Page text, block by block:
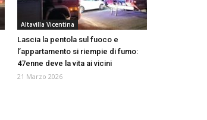
Altavilla Vicentina
Lascia la pentola sul fuoco e
l’appartamento si riempie di fumo:
47enne deve la vita ai vicini
21 Marzo 2026